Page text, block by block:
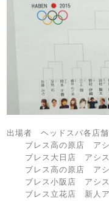
出場者 ヘッドスパ各店
ブレス高の原店 ア
ブレス大日店 アシ
ブレス高の原店 ア
ブレス小阪店 アシ
ブレス立花店 新人